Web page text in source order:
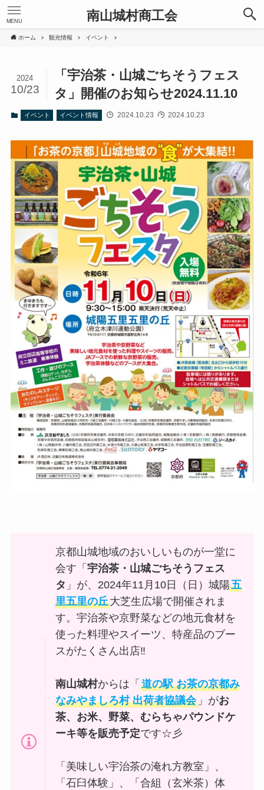
南山城村商工会
MENU
ホーム 観光情報 イベント
「宇治茶・山城ごちそうフェス
タ」開催のお知らせ2024.11.10
2024
10/23
イベント イベント情報 2024.10.23 2024.10.23
京都山城地域のおいしいものが一堂に
会す「宇治茶・山城ごちそうフェス
タ 」が、2024年11月10日（日）城陽五
里五里の丘大芝生広場で開催されま
す。宇治茶や京野菜などの地元食材を
使った料理やスイーツ、特産品のブー
スがたくさん出店‼
南山城村からは「道の駅 お茶の京都み
なみやましろ村 出荷者協議会 」がお
茶、お米、野菜、むらちゃパウンドケ
ーキ等を販売予定です☆彡
「美味しい宇治茶の淹れ方教室」、
「石臼体験」、「合組（玄米茶）体